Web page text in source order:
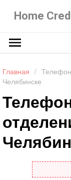
Home
Главная /
Челябинске